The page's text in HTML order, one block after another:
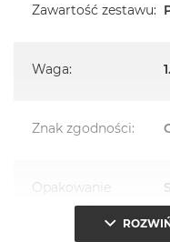
Zawartość zestawu:
Waga:
Znak zgodności:
Opakowanie
(pudełko):